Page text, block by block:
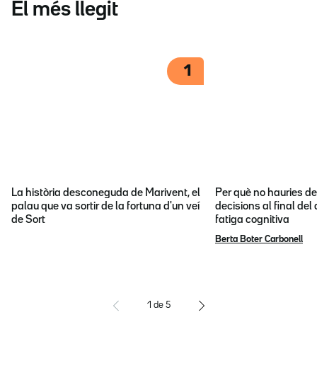
El més llegit
1
La història desconeguda de Marivent, el
palau que va sortir de la fortuna d'un veí
de Sort
Per què no hauries
decisions al final del
fatiga cognitiva
Berta Boter Carbonell
1 de 5